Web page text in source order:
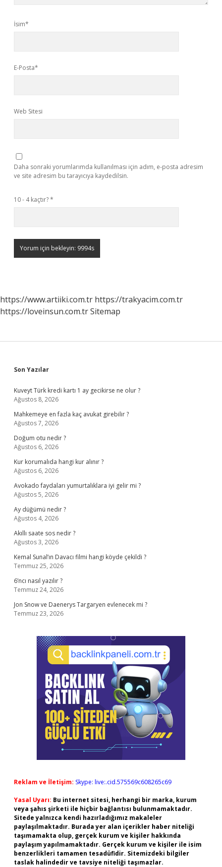
İsim*
E-Posta*
Web Sitesi
Daha sonraki yorumlarımda kullanılması için adım, e-posta adresim
ve site adresim bu tarayıcıya kaydedilsin.
10 - 4 kaçtır?*
https://www.artiiki.com.tr https://trakyacim.com.tr
https://loveinsun.com.trSitemap
Sidebar
Son Yazılar
Kuveyt Türk kredi kartı 1 ay gecikirse ne olur ?
Ağustos 8, 2026
Mahkemeye en fazla kaç avukat girebilir ?
Ağustos 7, 2026
Doğum otu nedir ?
Ağustos 6, 2026
Kur korumalıda hangi kur alınır ?
Ağustos 6, 2026
Avokado faydaları yumurtalıklara iyi gelir mi ?
Ağustos 5, 2026
Ay düğümü nedir ?
Ağustos 4, 2026
Akıllı saate sos nedir ?
Ağustos 3, 2026
Kemal Sunal’ın Davacı filmi hangi köyde çekildi ?
Temmuz 25, 2026
6’ncı nasıl yazılır ?
Temmuz 24, 2026
Jon Snow ve Daenerys Targaryen evlenecek mi ?
Temmuz 23, 2026
Reklam ve İletişim: Skype: live:.cid.575569c608265c69
Yasal Uyarı: Bu internet sitesi, herhangi bir marka, kurum
veya şahıs şirketi ile hiçbir bağlantısı bulunmamaktadır.
Sitede yalnızca kendi hazırladığımız makaleler
paylaşılmaktadır. Burada yer alan içerikler haber niteliği
taşımamakta olup, gerçek kurum ve kişiler hakkında
paylaşım yapılmamaktadır. Gerçek kurum ve kişiler ile isim
benzerlikleri tamamen tesadüfidir. Sitemizdeki bilgiler
taslak halindedir ve tavsiye niteliği taşımazlar.